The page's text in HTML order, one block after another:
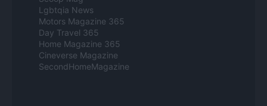
Lgbtqia News
Motors Magazine 365
Day Travel 365
Home Magazine 365
Cineverse Magazine
SecondHomeMagazine